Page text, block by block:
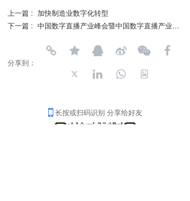
上一篇 : 加快制造业数字化转型
下一篇 : 中国数字直播产业峰会暨中国数字直播产业联盟启动仪式&颁奖典礼在杭举行
分享到：
长按或扫码识别 分享给好友